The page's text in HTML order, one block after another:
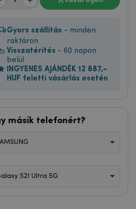
Gyors szállítás - minden
raktáron
Visszatérítés - 60 napon
belül
INGYENES AJÁNDÉK 12 887,-
HUF feletti vásárlás esetén
másik telefonért?
S21 Ultra 5G